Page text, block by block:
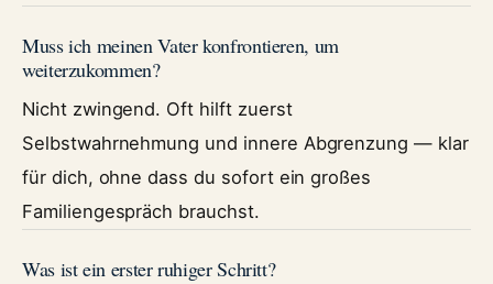
Muss ich meinen Vater konfrontieren, um
weiterzukommen?
Nicht zwingend. Oft hilft zuerst
Selbstwahrnehmung und innere Abgrenzung — klar
für dich, ohne dass du sofort ein großes
Familiengespräch brauchst.
Was ist ein erster ruhiger Schritt?